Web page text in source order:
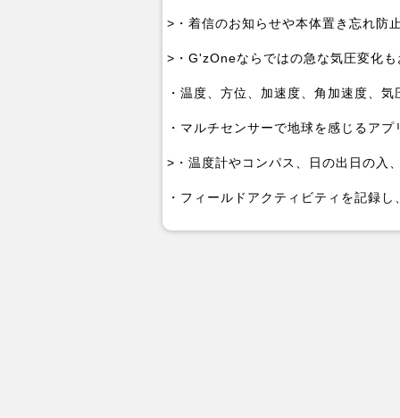
>・着信のお知らせや本体置き忘れ防
>・G'zOneならではの急な気圧変化も
・温度、方位、加速度、角加速度、
・マルチセンサーで地球を感じるア
>・温度計やコンパス、日の出日の入
・フィールドアクティビティを記録